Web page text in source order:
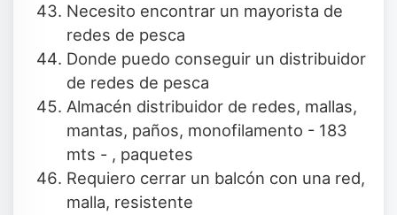
Necesito encontrar un mayorista de
redes de pesca
Donde puedo conseguir un distribuidor
de redes de pesca
Almacén distribuidor de redes, mallas,
mantas, paños, monofilamento - 183
mts - , paquetes
Requiero cerrar un balcón con una red,
malla, resistente